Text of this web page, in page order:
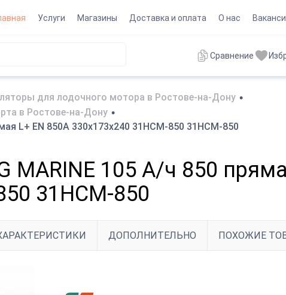
Услуги Магазины Доставка и оплата О нас
Сравнение
для лодочного мотора в Ростове-на-Дону •
в Ростове-на-Дону •
L+ EN 850A 330x173x240 31HCM-850 31HCM-850
MARINE 105 А/ч 850
31HCM-850
ДОПОЛНИТЕЛЬНО ПОХОЖИЕ